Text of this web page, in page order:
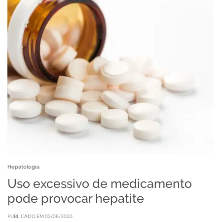
Hepatologia
Uso excessivo de medicamento
pode provocar hepatite
PUBLICADO EM 03/08/2020